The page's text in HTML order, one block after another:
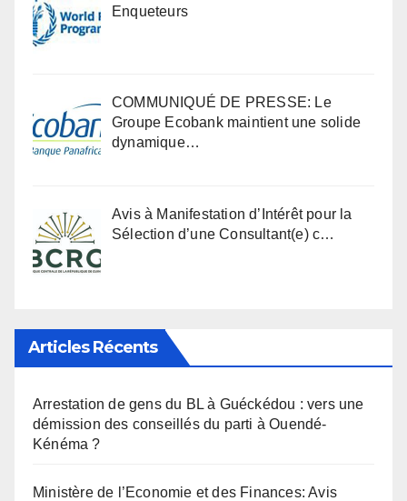
Enqueteurs
COMMUNIQUÉ DE PRESSE: Le
Groupe Ecobank maintient une solide
dynamique…
Avis à Manifestation d’Intérêt pour la
Sélection d’une Consultant(e) c…
Articles Récents
Arrestation de gens du BL à Guéckédou : vers une
démission des conseillés du parti à Ouendé-
Kénéma ?
Ministère de l’Economie et des Finances: Avis